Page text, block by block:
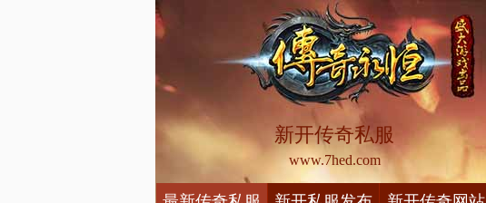
新开传奇私服
www.7hed.com